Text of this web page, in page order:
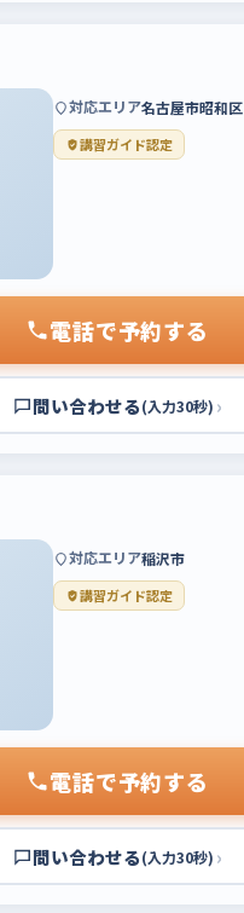
対応エリア名古屋市昭和区
講習ガイド認定
電話で予約する
問い合わせる(入力30秒) ›
対応エリア稲沢市
講習ガイド認定
電話で予約する
問い合わせる(入力30秒) ›